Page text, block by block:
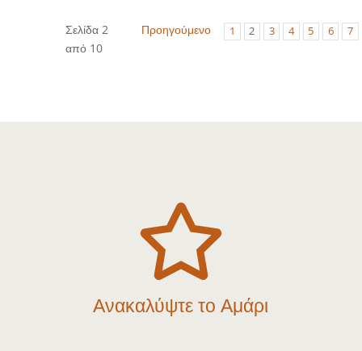
Σελίδα 2
από 10
Προηγούμενο 1 2 3 4 5 6 7

Ανακαλύψτε το Αμάρι